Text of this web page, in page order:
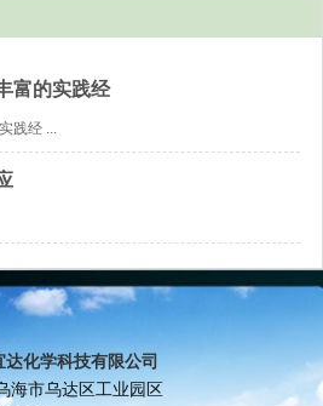
富的实践经
践经 ...
达化学科技有限公司
海市乌达区工业园区